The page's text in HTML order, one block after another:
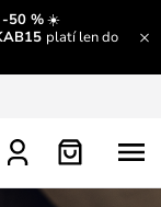
50 %☀️
platí len do